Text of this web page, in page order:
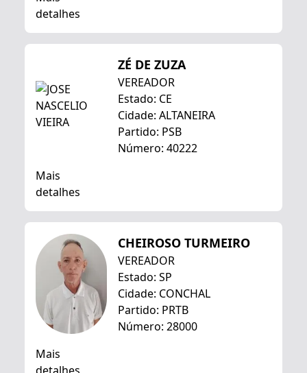
detalhes
ZÉ DE ZUZA
VEREADOR
Estado: CE
Cidade: ALTANEIRA
Partido: PSB
Número: 40222
Mais
detalhes
CHEIROSO TURMEIRO
VEREADOR
Estado: SP
Cidade: CONCHAL
Partido: PRTB
Número: 28000
Mais